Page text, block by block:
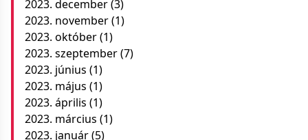
2023. december(3)
2023. november(1)
2023. október(1)
2023. szeptember(7)
2023. június (1)
2023. május (1)
2023. április (1)
2023. március (1)
2023. január(5)